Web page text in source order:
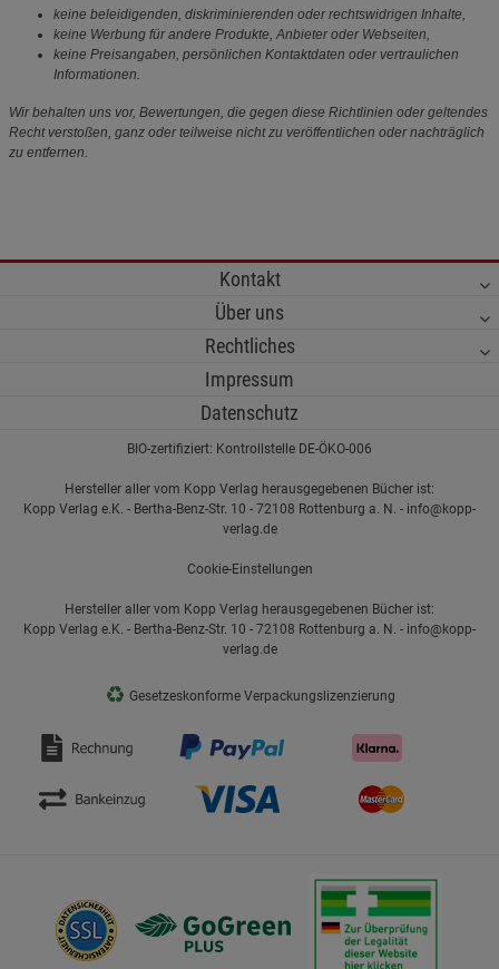
keine beleidigenden, diskriminierenden oder rechtswidrigen Inhalte,
keine Werbung für andere Produkte, Anbieter oder Webseiten,
keine Preisangaben, persönlichen Kontaktdaten oder vertraulichen
Informationen.
Wir behalten uns vor, Bewertungen, die gegen diese Richtlinien oder geltendes
Recht verstoßen, ganz oder teilweise nicht zu veröffentlichen oder nachträglich
zu entfernen.
Kontakt
Über uns
Rechtliches
Impressum
Datenschutz
BIO-zertifiziert: Kontrollstelle DE-ÖKO-006
Hersteller aller vom Kopp Verlag herausgegebenen Bücher ist:
Kopp Verlag e.K. - Bertha-Benz-Str. 10 - 72108 Rottenburg a. N. - info@kopp-
verlag.de
Cookie-Einstellungen
Hersteller aller vom Kopp Verlag herausgegebenen Bücher ist:
Kopp Verlag e.K. - Bertha-Benz-Str. 10 - 72108 Rottenburg a. N. - info@kopp-
verlag.de
♻ Gesetzeskonforme Verpackungslizenzierung